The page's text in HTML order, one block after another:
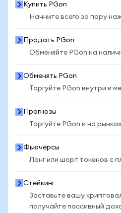
Купить PGon
Начните всего за пару
Продать PGon
Обменяйте PGon на
Обменять PGon
Торгуйте PGon внутри и
Прогнозы
Торгуйте PGon и на
Фьючерсы
Лонг или шорт токенов с
Стейкинг
Заставьте вашу
получайте пассивный